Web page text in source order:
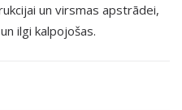
un virsmas apstrādei,
ilgi kalpojošas.